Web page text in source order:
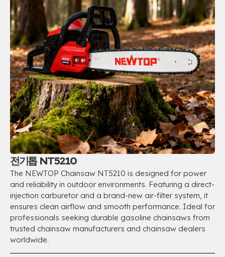
전기톱 NT5210
The NEWTOP Chainsaw NT5210 is designed for power
and reliability in outdoor environments. Featuring a direct-
injection carburetor and a brand-new air-filter system, it
ensures clean airflow and smooth performance. Ideal for
professionals seeking durable gasoline chainsaws from
trusted chainsaw manufacturers and chainsaw dealers
worldwide.